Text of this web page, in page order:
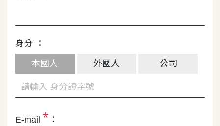
身分 ：
本國人 外國人 公司
E-mail * ：